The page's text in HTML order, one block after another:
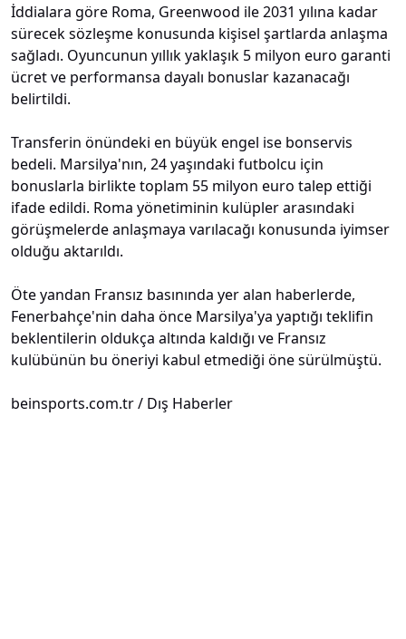
İddialara göre Roma, Greenwood ile 2031 yılına kadar
sürecek sözleşme konusunda kişisel şartlarda anlaşma
sağladı. Oyuncunun yıllık yaklaşık 5 milyon euro garanti
ücret ve performansa dayalı bonuslar kazanacağı
belirtildi.
Transferin önündeki en büyük engel ise bonservis
bedeli. Marsilya'nın, 24 yaşındaki futbolcu için
bonuslarla birlikte toplam 55 milyon euro talep ettiği
ifade edildi. Roma yönetiminin kulüpler arasındaki
görüşmelerde anlaşmaya varılacağı konusunda iyimser
olduğu aktarıldı.
Öte yandan Fransız basınında yer alan haberlerde,
Fenerbahçe'nin daha önce Marsilya'ya yaptığı teklifin
beklentilerin oldukça altında kaldığı ve Fransız
kulübünün bu öneriyi kabul etmediği öne sürülmüştü.
beinsports.com.tr / Dış Haberler